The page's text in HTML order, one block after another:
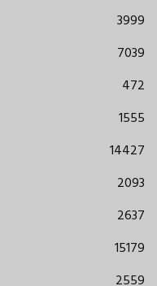
3999
7039
472
1555
14427
2093
2637
15179
2559